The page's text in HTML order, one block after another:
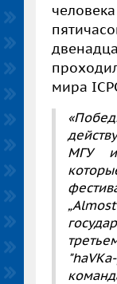
мира
МГУ